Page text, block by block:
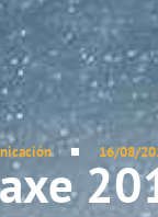
16/08/